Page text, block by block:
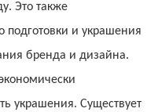
Это также
подготовки и украшения
бренда и дизайна.
украшения. Существует